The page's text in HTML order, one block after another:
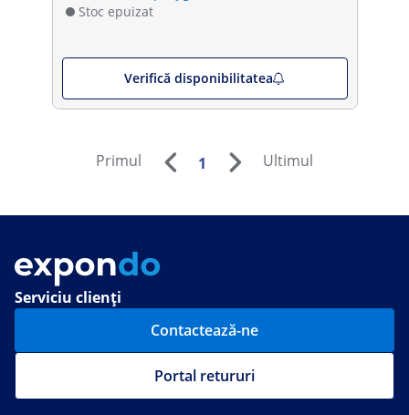
Stoc epuizat
Verifică disponibilitatea
Primul 1 Ultimul
Serviciu clienți
Contactează-ne
Portal retururi